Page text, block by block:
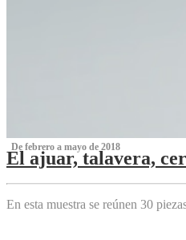
‌ De febrero a mayo de 2018
El ajuar, talavera,
‌
En esta muestra se reúnen 30